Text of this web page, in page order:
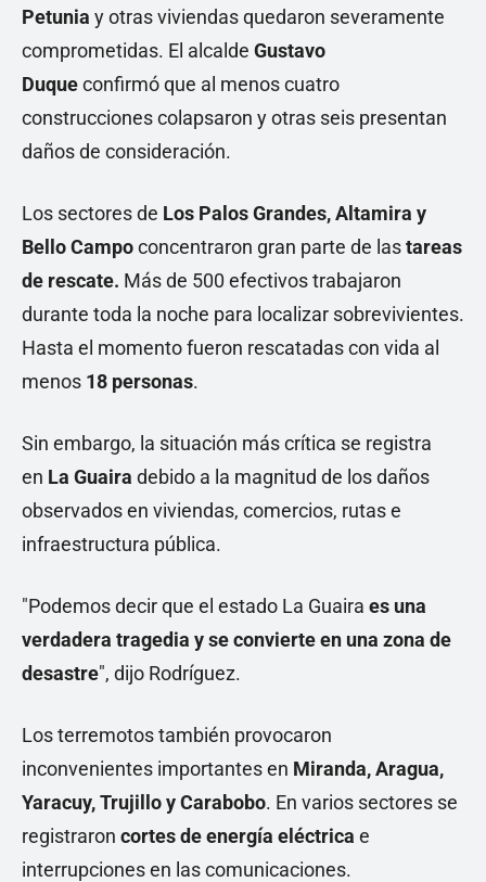
Petunia y otras viviendas quedaron severamente
comprometidas. El alcalde Gustavo
Duqueconfirmó que al menos cuatro
construcciones colapsaron y otras seis presentan
daños de consideración.
Los sectores de Los Palos Grandes, Altamira y
Bello Campoconcentraron gran parte de lastareas
de rescate. Más de 500 efectivos trabajaron
durante toda la noche para localizar sobrevivientes.
Hasta el momento fueron rescatadas con vida al
menos 18 personas.
Sin embargo, la situación más crítica se registra
en La Guaira debido a la magnitud de los daños
observados en viviendas, comercios, rutas e
infraestructura pública.
"Podemos decir que el estado La Guaira es una
verdadera tragedia y se convierte en una zona de
desastre", dijo Rodríguez.
Los terremotos también provocaron
inconvenientes importantes en Miranda, Aragua,
Yaracuy, Trujillo y Carabobo. En varios sectores se
registraron cortes de energía eléctrica e
interrupciones en las comunicaciones.